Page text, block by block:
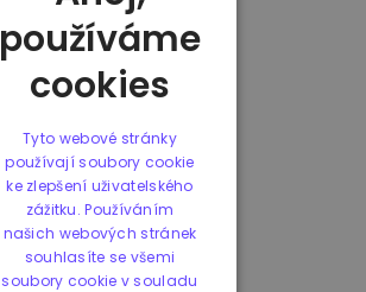
používáme
cookies
Tyto webové stránky
používají soubory cookie
ke zlepšení uživatelského
zážitku. Používáním
našich webových stránek
souhlasíte se všemi
soubory cookie v souladu